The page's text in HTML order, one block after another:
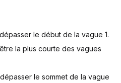
le début de la vague 1.
la plus courte des vagues
le sommet de la vague